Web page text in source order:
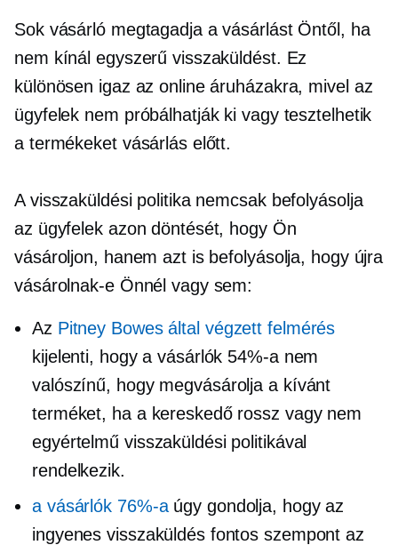
Sok vásárló megtagadja a vásárlást Öntől, ha
nem kínál egyszerű visszaküldést. Ez
különösen igaz az online áruházakra, mivel az
ügyfelek nem próbálhatják ki vagy tesztelhetik
a termékeket vásárlás előtt.
A visszaküldési politika nemcsak befolyásolja
az ügyfelek azon döntését, hogy Ön
vásároljon, hanem azt is befolyásolja, hogy újra
vásárolnak-e Önnél vagy sem:
Az Pitney Bowes által végzett felmérés
kijelenti, hogy a vásárlók 54%-a nem
valószínű, hogy megvásárolja a kívánt
terméket, ha a kereskedő rossz vagy nem
egyértelmű visszaküldési politikával
rendelkezik.
a vásárlók 76%-aúgy gondolja, hogy az
ingyenes visszaküldés fontos szempont az